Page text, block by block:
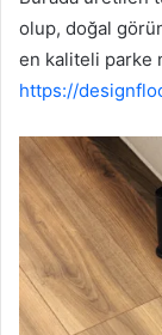
olup, doğal
en kaliteli parke
https://